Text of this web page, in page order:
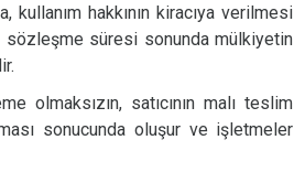
kullanım hakkının kiracıya verilmesi
süresi sonunda mülkiyetin
olmaksızın, satıcının malı teslim
sonucunda oluşur ve işletmeler